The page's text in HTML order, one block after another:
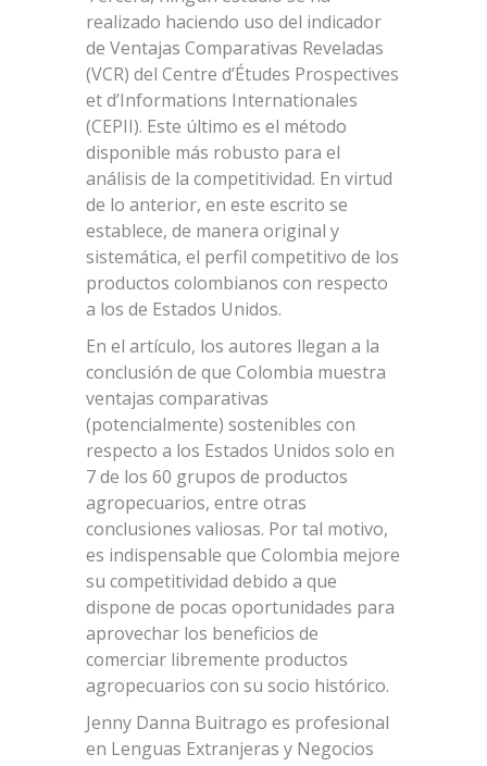
realizado haciendo uso del indicador
de Ventajas Comparativas Reveladas
(VCR) del Centre d’Études Prospectives
et d’Informations Internationales
(CEPII). Este último es el método
disponible más robusto para el
análisis de la competitividad. En virtud
de lo anterior, en este escrito se
establece, de manera original y
sistemática, el perfil competitivo de los
productos colombianos con respecto
a los de Estados Unidos.
En el artículo, los autores llegan a la
conclusión de que Colombia muestra
ventajas comparativas
(potencialmente) sostenibles con
respecto a los Estados Unidos solo en
7 de los 60 grupos de productos
agropecuarios, entre otras
conclusiones valiosas. Por tal motivo,
es indispensable que Colombia mejore
su competitividad debido a que
dispone de pocas oportunidades para
aprovechar los beneficios de
comerciar libremente productos
agropecuarios con su socio histórico.
Jenny Danna Buitrago es profesional
en Lenguas Extranjeras y Negocios